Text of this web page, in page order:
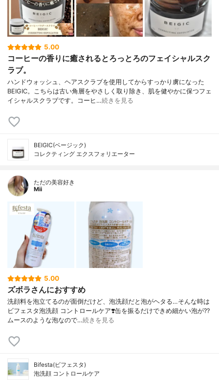
5.00
コーヒーの香りに癒されるとろっとろのフェイシャルスク
ラブ。
ハンドウォッシュ、ヘアスクラブを使用してからすっかり虜になった
BEIGIC。こちらは古い角層をやさしく取り除き、肌を健やかに保つフェ
イシャルスクラブです。コーヒ…続きを見る
BEIGIC(ベージック)
コレクティング エクスフォリエーター
ただの美容好き
Mii
5.00
ズボラさんにおすすめ
洗顔料を泡立てるのが面倒だけど、泡洗顔だと泡がヘタる…そんな時は
ビフェスタ泡洗顔 コントロールケア❣️缶を振るだけできめ細かい泡が?‍?️
ムースのような泡なので…続きを見る
Bifesta(ビフェスタ)
泡洗顔 コントロールケア